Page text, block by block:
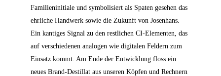
Familieninitiale und symbolisiert als Spaten gesehen das
ehrliche Handwerk sowie die Zukunft von Josenhans.
Ein kantiges Signal zu den restlichen CI-Elementen, das
auf verschiedenen analogen wie digitalen Feldern zum
Einsatz kommt. Am Ende der Entwicklung floss ein
neues Brand-Destillat aus unseren Köpfen und Rechnern